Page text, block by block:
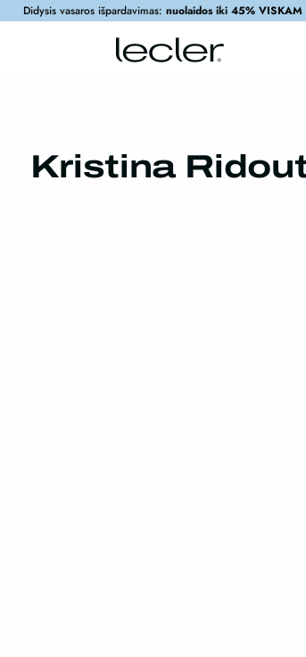
Didysis vasaros išpardavimas: nuolaidos iki 45% VISKAM
Kristina